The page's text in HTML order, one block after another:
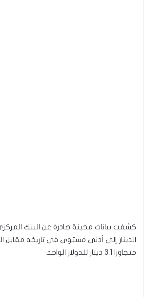
كشفت بيانات محينة صادرة عن البنك
الدينار إلى أدنى مستوى في تاريخه مقابل
متجاوزا 3.1 دينار للدولار الواحد.